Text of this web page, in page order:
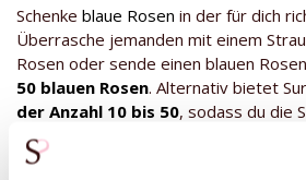
Schenke blaue Rosen in der für dich
Überrasche jemanden mit einem
Rosen oder sende einen blauen
50 blauen Rosen. Alternativ bietet
der Anzahl 10 bis 50, sodass du die
bestimmen kannst. Neugierig auf alle
Rosen von Surprose? Dann wirf einen